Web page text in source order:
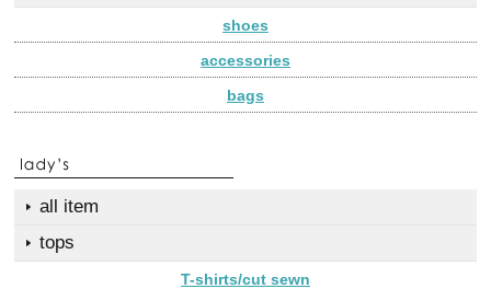
shoes
accessories
bags
all item
tops
T-shirts/cut sewn